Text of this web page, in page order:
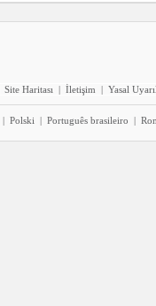
Site Haritası | İletişim | Yasal
| Polski | Português brasileiro |